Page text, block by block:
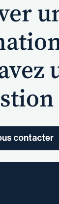
contacter